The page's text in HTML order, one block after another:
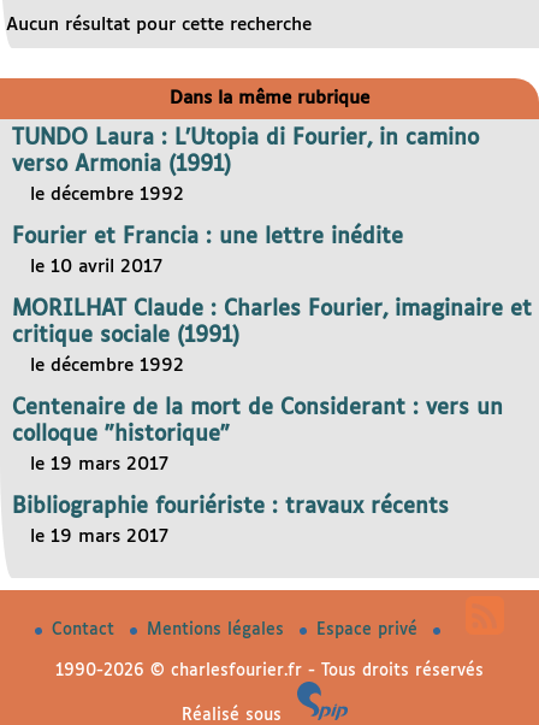
Aucun résultat pour cette recherche
Dans la même rubrique
TUNDO Laura : L’Utopia di Fourier, in camino
verso Armonia (1991)
le décembre 1992
Fourier et Francia : une lettre inédite
le 10 avril 2017
MORILHAT Claude : Charles Fourier, imaginaire et
critique sociale (1991)
le décembre 1992
Centenaire de la mort de Considerant : vers un
colloque "historique"
le 19 mars 2017
Bibliographie fouriériste : travaux récents
le 19 mars 2017
Contact Mentions légales Espace privé
1990-2026 © charlesfourier.fr - Tous droits réservés
Réalisé sous